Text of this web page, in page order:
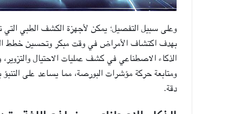
وعلى سبيل التفصيل؛ يمكن لأجهزة الكشف الطبي التي
بهدف اكتشاف الأمراض في وقت مبكر وتحسين خطط
الذكاء الاصطناعي في كشف عمليات الاحتيال
ومتابعة حركة مؤشرات البورصة، مما يساعد على
دقة.